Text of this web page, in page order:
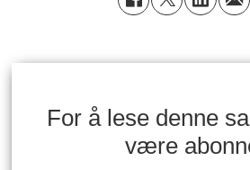
For å lese denne
være